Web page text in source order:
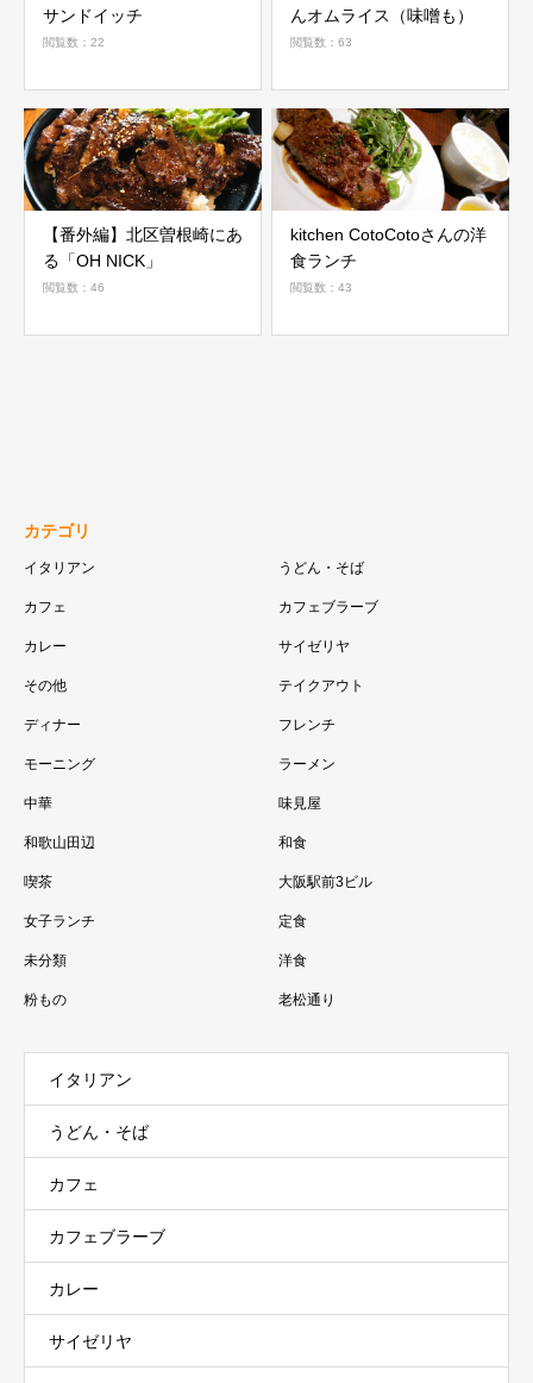
サンドイッチ
閲覧数：22
んオムライス（味噌も）
閲覧数：63
【番外編】北区曽根崎にあ
る「OH NICK」
閲覧数：46
kitchen CotoCotoさんの洋
食ランチ
閲覧数：43
カテゴリ
イタリアン うどん・そば
カフェ カフェブラーブ
カレー サイゼリヤ
その他 テイクアウト
ディナー フレンチ
モーニング ラーメン
中華 味見屋
和歌山田辺 和食
喫茶 大阪駅前3ビル
女子ランチ 定食
未分類 洋食
粉もの 老松通り
イタリアン
うどん・そば
カフェ
カフェブラーブ
カレー
サイゼリヤ